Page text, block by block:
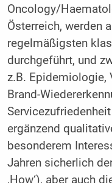
Oncology/
Österreich, werden
regelmäßigsten
durchgeführt, und
z.B. Epidemiologie,
Brand-
ergänzend
besonderem
Jahren sicherlich
,How‘), aber auch